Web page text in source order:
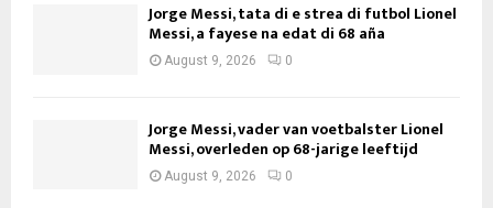
Jorge Messi, tata di e strea di futbol Lionel
Messi, a fayese na edat di 68 aña
August 9, 2026 0
Jorge Messi, vader van voetbalster Lionel
Messi, overleden op 68-jarige leeftijd
August 9, 2026 0